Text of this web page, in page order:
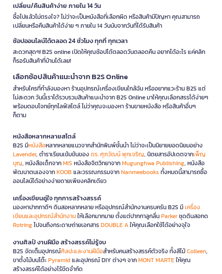
เปลี่ยน/คืนสินค้าง่าย ภายใน 14 วัน
ซื้อไปแล้วไม่ตรงใจ? ไม่ว่าจะเป็นหนังสือที่เลือกผิด หรือสินค้ามีปัญหา คุณสามารถ
เปลี่ยนหรือคืนสินค้าได้ง่าย ๆ ภายใน 14 วันนับจากวันที่ได้รับสินค้า
ช้อปออนไลน์ได้ตลอด 24 ชั่วโมง ทุกที่ ทุกเวลา
สะดวกสุดๆ! B2S online เปิดให้คุณช้อปได้ตลอดวันตลอดคืน อยากได้อะไร แค่คลิก
ก็รอรับสินค้าที่บ้านได้เลย!
เลือกช้อปสินค้าแนะนำจาก B2S Online
สำหรับใครที่กำลังมองหา ร้านอุปกรณ์เครื่องเขียนใกล้ฉัน หรืออยากแวะร้าน B2S แต่
ไม่สะดวก วันนี้เราได้รวบรวมสินค้าแนะนำจาก B2S Online มาให้คุณเลือกสรรได้ง่ายๆ
พร้อมตอบโจทย์ทุกไลฟ์สไตล์ ไม่ว่าคุณจะมองหา ร้านขายหนังสือ หรือสินค้าอื่นๆ
ก็ตาม
หนังสือหลากหลายสไตล์
B2S มีหนังสือหลากหลายแนวจากสำนักพิมพ์ชั้นนำ ไม่ว่าจะเป็นนิยายยอดนิยมอย่าง
Lavender, ตำราเรียนเข้มข้นของดร. ศุภวัฒน์ พุกเจริญ, นิตยสารอัปเดตจากเพ็ญ
บุญ, หนังสือเด็กจากMIS หนังสือจิตวิทยาจากMugunghwa Publishing, หนังสือ
พัฒนาตนเองจากKOOB และวรรณกรรมจากNanmeebooks ทั้งหมดนี้สามารถซื้อ
ออนไลน์ได้อย่างง่ายดายเพียงคลิกเดียว
เครื่องเขียนคู่ใจ ทุกการสร้างสรรค์
มองหาปากกาดีๆ ดินสอหลากหลาย หรืออุปกรณ์สำนักงานครบครัน B2S มีเครื่อง
เขียนและอุปกรณ์สำนักงานให้เลือกมากมาย ตั้งแต่ปากกาลูกลื่นParkerชุดดินสอกด
Rotringไปจนถึงกระดาษถ่ายเอกสารDOUBLE Aให้คุณเลือกใช้ได้อย่างจุใจ
งานศิลป์ งานฝีมือ สร้างสรรค์ไม่รู้จบ
B2S จัดเต็มอุปกรณ์ศิลปะและงานฝีมือสำหรับคนสร้างสรรค์ตัวจริง ทั้งสีไม้Colleen,
ขาตั้งไม้บนโต๊ะPyramidและอุปกรณ์ DIY ต่างๆ จากMONT MARTEให้คุณ
สร้างสรรค์ได้อย่างไร้ขีดจำกัด